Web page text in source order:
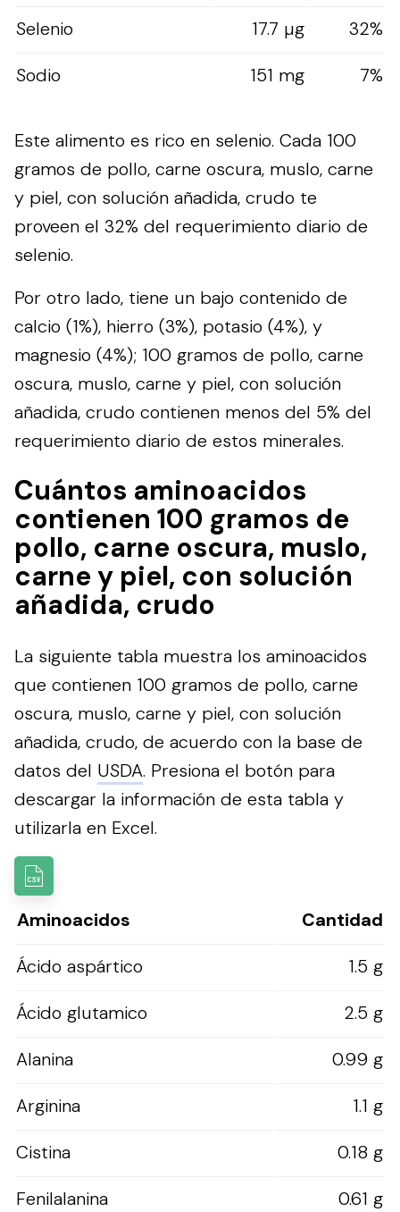
Selenio 17.7 µg
32%
Sodio
151 mg 7%
Este alimento es rico en selenio. Cada 100
gramos de pollo, carne oscura, muslo, carne
y piel, con solución añadida, crudo te
proveen el 32% del requerimiento diario de
selenio.
Por otro lado, tiene un bajo contenido de
calcio (1%), hierro (3%), potasio (4%), y
magnesio (4%); 100 gramos de pollo, carne
oscura, muslo, carne y piel, con solución
añadida, crudo contienen menos del 5% del
requerimiento diario de estos minerales.
Cuántos aminoacidos
contienen 100 gramos de
pollo, carne oscura, muslo,
carne y piel, con solución
añadida, crudo
La siguiente tabla muestra los aminoacidos
que contienen 100 gramos de pollo, carne
oscura, muslo, carne y piel, con solución
añadida, crudo, de acuerdo con la base de
datos del USDA. Presiona el botón para
descargar la información de esta tabla y
utilizarla en Excel.
Aminoacidos
Cantidad
Ácido aspártico
1.5 g
Ácido glutamico
2.5 g
Alanina
0.99 g
Arginina
1.1 g
Cistina
0.18 g
Fenilalanina
0.61 g